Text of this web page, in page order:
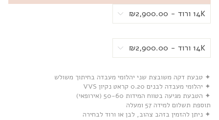
✦ טבעת דקה משובצת שני יהלומי מעבדה בחיתוך משולש
✦ יהלומי מעבדה לבנים 0.20 קראט נקיון VVS
✦ הטבעת מגיעה בטווח המידות 50-60 (אירופאי)
תוספת תשלום למידה 57 ומעלה
✦ ניתן להזמין בזהב צהוב, לבן או ורוד לבחירה